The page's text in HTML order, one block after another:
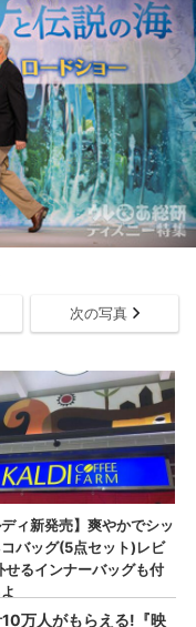
次の写真